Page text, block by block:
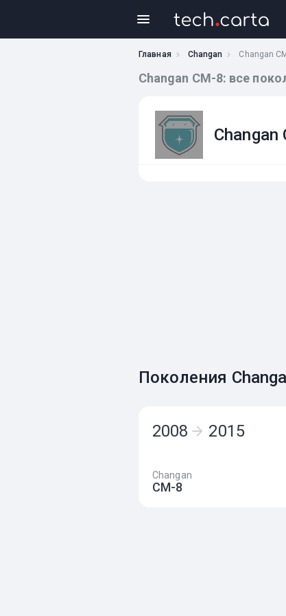
Главная Changan Changan
Changan CM-8: все
Changan
Поколения
2008 2015
Changan
CM-8